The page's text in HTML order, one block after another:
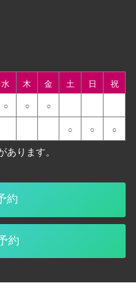
水 木 金 土 日 祝
○ ○ ○
○ ○ ○
ります。
約
約